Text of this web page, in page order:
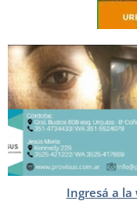
Ingresá a la